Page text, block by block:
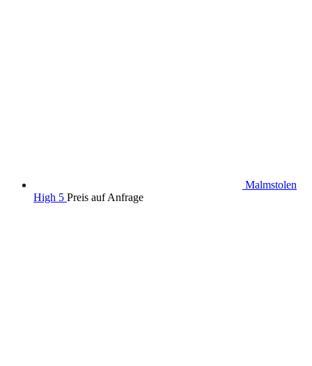
Malmstolen
High 5 Preis auf Anfrage